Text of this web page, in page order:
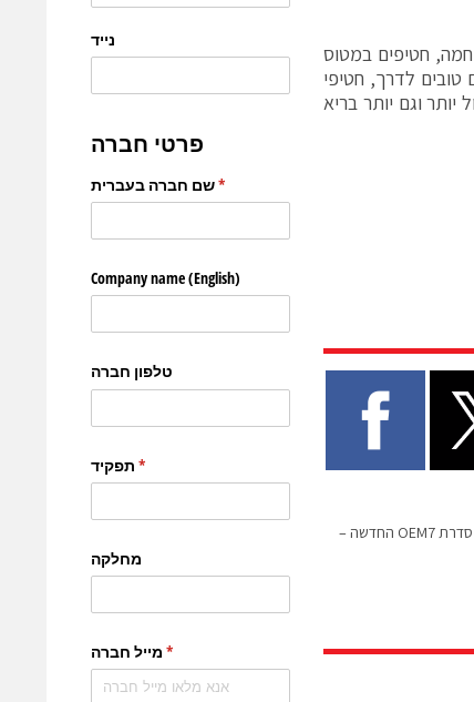
חמה, חטיפים במטוס
לדרך, חטיפי
וגם יותר בריא
חברת נובטל הקנדית מציגה: סדרת OEM7 החדשה –